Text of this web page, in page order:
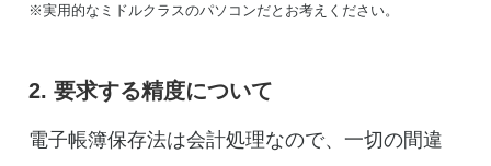
※実用的なミドルクラスのパソコンだとお考えください。
2. 要求する精度について
電子帳簿保存法は会計処理なので、一切の間違